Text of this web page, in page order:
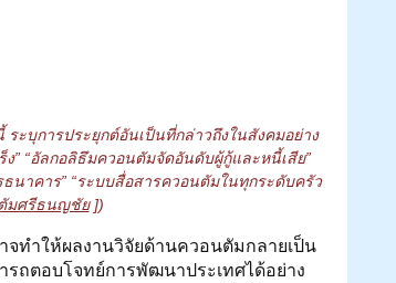
บุการประยุกต์อันเป็นที่กล่าวถึงในสังคมอย่าง
” “อัลกอลิธึมควอนตัมจัดอันดับผู้กู้และหนี้เสีย”
นาคาร” “ระบบสื่อสารควอนตัมในทุกระดับครัว
มศรีธนญชัย ])
จทำให้ผลงานวิจัยด้านควอนตัมกลายเป็น
รถตอบโจทย์การพัฒนาประเทศได้อย่าง